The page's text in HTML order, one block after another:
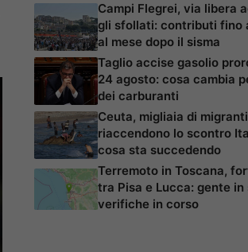
Campi Flegrei, via libera
gli sfollati: contributi fino
al mese dopo il sisma
Taglio accise gasolio
24 agosto: cosa cambia
dei carburanti
Ceuta, migliaia di
riaccendono lo scontro
cosa sta succedendo
Terremoto in Toscana,
tra Pisa e Lucca: gente in
verifiche in corso